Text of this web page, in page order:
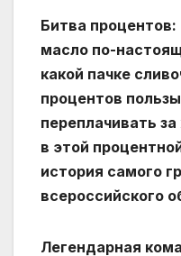
Битва процентов:
масло по-
какой пачке
процентов
переплачивать
в этой
история самого
всероссийского
Легендарная